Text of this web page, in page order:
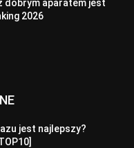
dobrym aparatem jest
2026
jest najlepszy?